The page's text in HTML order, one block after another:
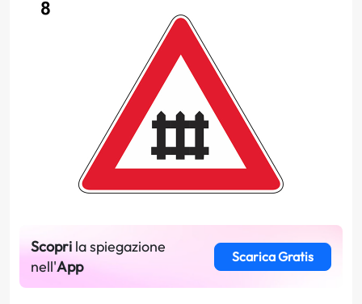
Scopri la spiegazione
nell'App
Scarica Gratis